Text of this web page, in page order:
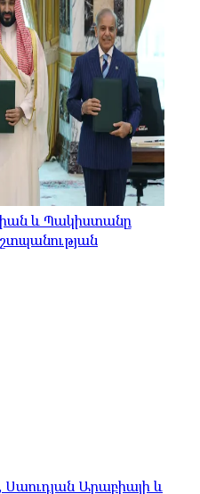
և Պակիստանը
Սաուդյան Արաբիայի և